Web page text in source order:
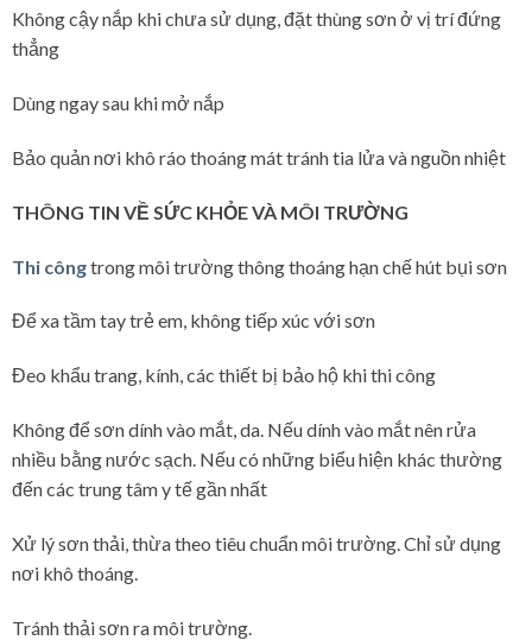
Không cậy nắp khi chưa sử dụng, đặt thùng sơn ở vị trí đứng
thẳng
Dùng ngay sau khi mở nắp
Bảo quản nơi khô ráo thoáng mát tránh tia lửa và nguồn nhiệt
THÔNG TIN VỀ SỨC KHỎE VÀ MÔI TRƯỜNG
Thi côngtrong môi trường thông thoáng hạn chế hút bụi sơn
Để xa tầm tay trẻ em, không tiếp xúc với sơn
Đeo khẩu trang, kính, các thiết bị bảo hộ khi thi công
Không để sơn dính vào mắt, da. Nếu dính vào mắt nên rửa
nhiều bằng nước sạch. Nếu có những biểu hiện khác thường
đến các trung tâm y tế gần nhất
Xử lý sơn thải, thừa theo tiêu chuẩn môi trường. Chỉ sử dụng
nơi khô thoáng.
Tránh thải sơn ra môi trường.